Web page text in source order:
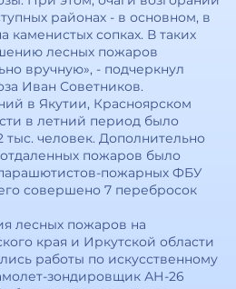
районах - в основном, в
каменистых сопках. В таких
лесных пожаров
вручную», - подчеркнул
Иван Советников.
в Якутии, Красноярском
в летний период было
человек. Дополнительно
пожаров было
пожарных ФБУ
совершено 7 перебросок
лесных пожаров на
края и Иркутской области
работы по искусственному
зондировщик АН-26